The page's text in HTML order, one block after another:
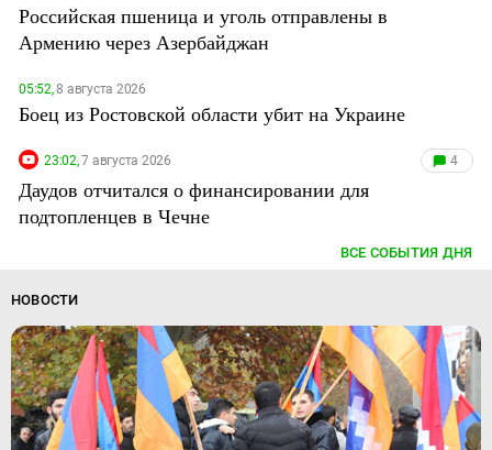
Российская пшеница и уголь отправлены в
Армению через Азербайджан
05:52,8 августа 2026
Боец из Ростовской области убит на Украине
23:02,7 августа 2026 4
Даудов отчитался о финансировании для
подтопленцев в Чечне
ВСЕ СОБЫТИЯ ДНЯ
НОВОСТИ